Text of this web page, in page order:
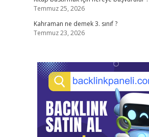
Temmuz 25, 2026
Kahraman ne demek 3. sınıf ?
Temmuz 23, 2026